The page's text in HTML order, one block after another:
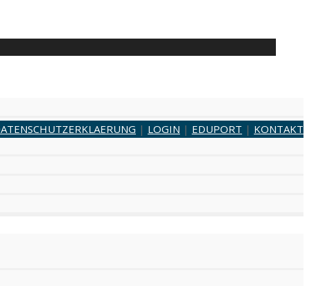
| LOGIN | EDUPORT | KONTAKT